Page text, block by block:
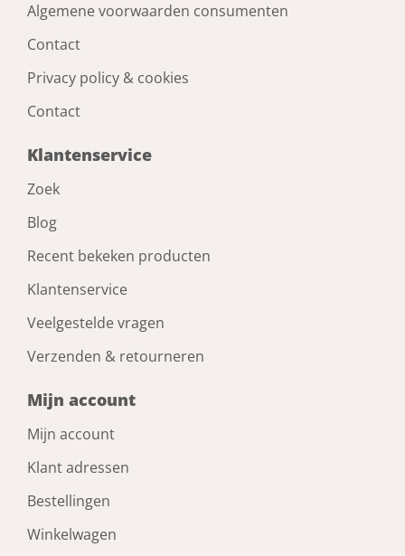
Algemene voorwaarden consumenten
Contact
Privacy policy & cookies
Contact
Klantenservice
Zoek
Blog
Recent bekeken producten
Klantenservice
Veelgestelde vragen
Verzenden & retourneren
Mijn account
Mijn account
Klant adressen
Bestellingen
Winkelwagen